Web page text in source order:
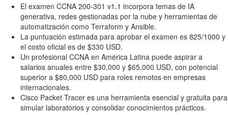
El examen CCNA 200-301 v1.1 incorpora temas de IA
generativa, redes gestionadas por la nube y herramientas de
automatización como Terraform y Ansible.
La puntuación estimada para aprobar el examen es 825/1000 y
el costo oficial es de $330 USD.
Un profesional CCNA en América Latina puede aspirar a
salarios anuales entre $30,000 y $65,000 USD, con potencial
superior a $80,000 USD para roles remotos en empresas
internacionales.
Cisco Packet Tracer es una herramienta esencial y gratuita para
simular laboratorios y consolidar conocimientos prácticos.